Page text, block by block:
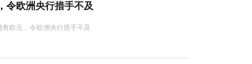
令欧洲央行措手不及
欧元，令欧洲央行措手不及